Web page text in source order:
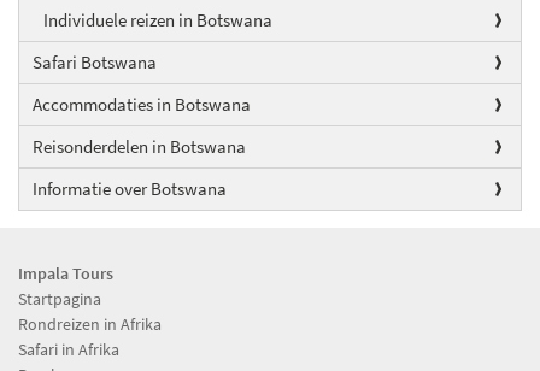
Individuele reizen in Botswana
Safari Botswana
Accommodaties in Botswana
Reisonderdelen in Botswana
Informatie over Botswana
Impala Tours
Startpagina
Rondreizen in Afrika
Safari in Afrika